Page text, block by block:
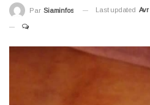
Par Siaminfos Last updated Avr